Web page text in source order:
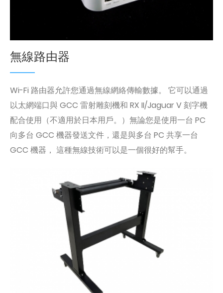
無線路由器
Wi-Fi 路由器允許您通過無線網絡傳輸數據。 它可以通過
以太網端口與 GCC 雷射雕刻機和 RX II/Jaguar V 刻字機
配合使用（不適用於日本用戶。）無論您是使用一台 PC
向多台 GCC 機器發送文件，還是與多台 PC 共享一台
GCC 機器， 這種無線技術可以是一個很好的幫手。